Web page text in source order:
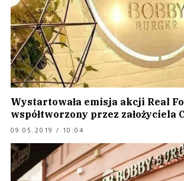
Wystartowała emisja akcji Real
współtworzony przez założyciela
09.05.2019 / 10:04